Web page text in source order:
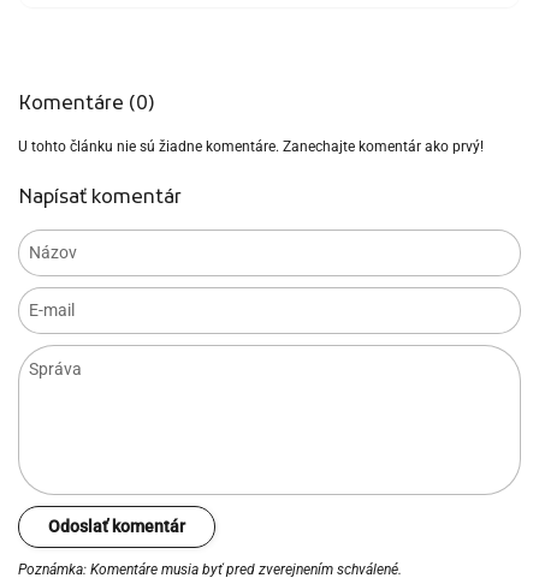
Komentáre (0)
U tohto článku nie sú žiadne komentáre. Zanechajte komentár ako prvý!
Napísať komentár
Názov
E-mail
Správa
Odoslať komentár
Poznámka: Komentáre musia byť pred zverejnením schválené.